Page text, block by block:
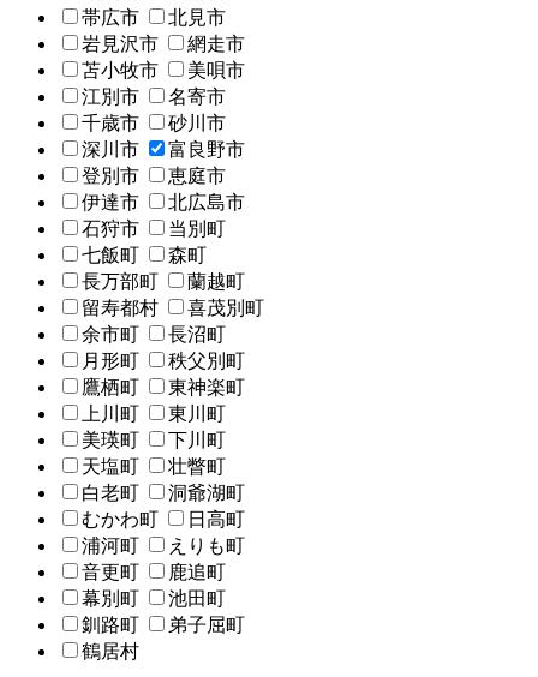
帯広市
北見市
岩見沢市
網走市
苫小牧市
美唄市
江別市
名寄市
千歳市
砂川市
深川市
富良野市
登別市
恵庭市
伊達市
北広島市
石狩市
当別町
七飯町
森町
長万部町
蘭越町
留寿都村
喜茂別町
余市町
長沼町
月形町
秩父別町
鷹栖町
東神楽町
上川町
東川町
美瑛町
下川町
天塩町
壮瞥町
白老町
洞爺湖町
むかわ町
日高町
浦河町
えりも町
音更町
鹿追町
幕別町
池田町
釧路町
弟子屈町
鶴居村